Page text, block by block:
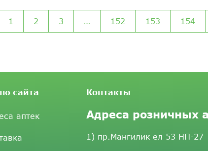
1 2 3 … 152 153 154
сайта
аптек
Контакты
Адреса розничных
1) пр.Мангилик ел 53 НП-27